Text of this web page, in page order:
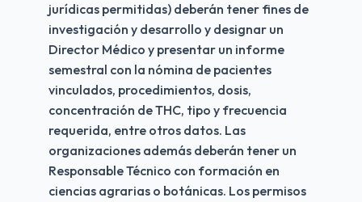
jurídicas permitidas) deberán tener fines de
investigación y desarrollo y designar un
Director Médico y presentar un informe
semestral con la nómina de pacientes
vinculados, procedimientos, dosis,
concentración de THC, tipo y frecuencia
requerida, entre otros datos. Las
organizaciones además deberán tener un
Responsable Técnico con formación en
ciencias agrarias o botánicas. Los permisos